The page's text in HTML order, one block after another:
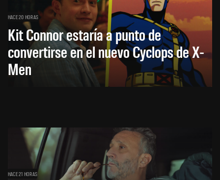
HACE 20 HORAS
Kit Connor estaría a punto de
convertirse en el nuevo Cyclops de X-
Men
HACE 21 HORAS